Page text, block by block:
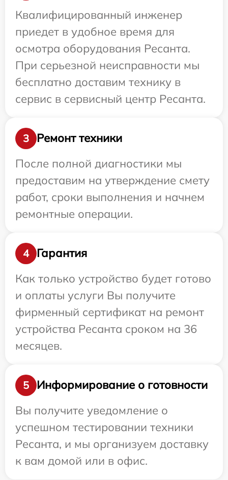
Квалифицированный инженер
приедет в удобное время для
осмотра оборудования Ресанта.
При серьезной неисправности мы
бесплатно доставим технику в
сервис в сервисный центр Ресанта.
3
Ремонт техники
После полной диагностики мы
предоставим на утверждение смету
работ, сроки выполнения и начнем
ремонтные операции.
4
Гарантия
Как только устройство будет готово
и оплаты услуги Вы получите
фирменный сертификат на ремонт
устройства Ресанта сроком на 36
месяцев.
5
Информирование о готовности
Вы получите уведомление о
успешном тестировании техники
Ресанта, и мы организуем доставку
к вам домой или в офис.